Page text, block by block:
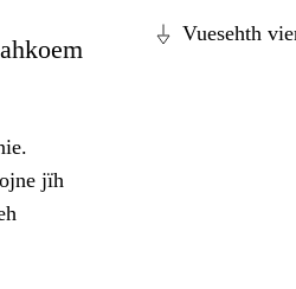
Vuesehth
jïh